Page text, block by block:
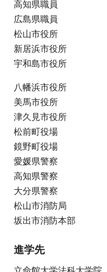
高知県職員
広島県職員
松山市役所
新居浜市役所
宇和島市役所
八幡浜市役所
美馬市役所
津久見市役所
松前町役場
鏡野町役場
愛媛県警察
高知県警察
大分県警察
松山市消防局
坂出市消防本部
進学先